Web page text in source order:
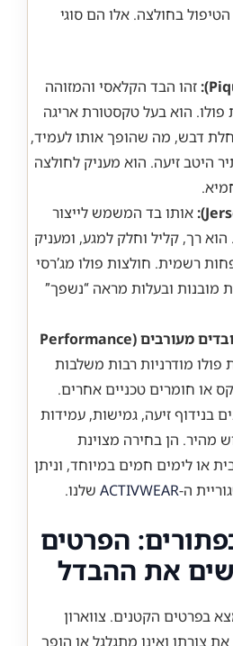
בחולצה. אלו הם סוגי
זהו הבד הקלאסי והמזוהה
פולו. הוא בעל טקסטורת אריגה
חלת דבש, מה שהופך אותו לעמיד,
היטב זיעה. הוא מעניק לחולצה
אותו בד המשמש לייצור
. הוא רך, קליל וחלק למגע, ומעניק
רשמית. חולצות פולו מג’רסי
מובנות ובעלות מראה “נשפך”
בדים סינתטיים ובדים מעורבים (Performance
פולו מודרניות רבות משלבות
או חומרים טכניים אחרים.
בנידוף זיעה, גמישות, עמידות
מהיר. הן בחירה מצוינת
או לימים חמים במיוחד, וניתן
ה-ACTIVWEAR שלנו.
הפרטים
את ההבדל
בפרטים הקטנים. צווארון
צורתו ואינו מתגלגל או הופך